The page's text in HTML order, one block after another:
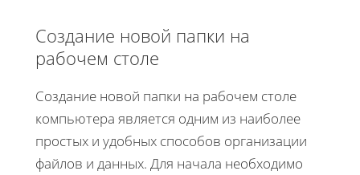
Создание новой папки на
рабочем столе
Создание новой папки на рабочем столе
компьютера является одним из наиболее
простых и удобных способов организации
файлов и данных. Для начала необходимо